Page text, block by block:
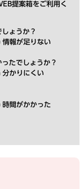
提案箱をご利用く
ょうか？
情報が足りない
たでしょうか？
分かりにくい
時間がかかった